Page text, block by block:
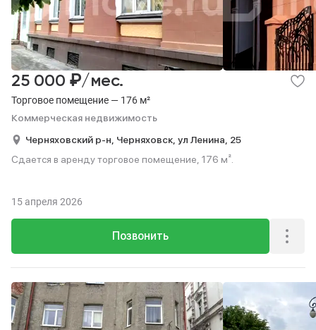
Торговое помещение — 176 м²
Коммерческая недвижимость
25 000 ₽/мес.
Черняховский р-н, Черняховск, ул Ленина, 25
Сдается в аренду торговое помещение, 176 м².
Позвонить
15 апреля 2026